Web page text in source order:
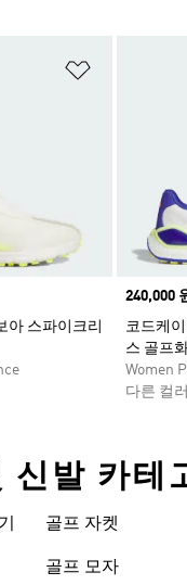
아 스파이크리
Price
240,000
코드케
스 골프
Women
다른 컬러
신발 카테
골프 자켓
골프 모자